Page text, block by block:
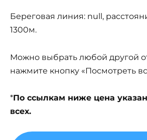
Береговая линия: null,
1300м.
Можно выбрать любой другой
нажмите кнопку «Посмотреть
*По ссылкам ниже цена
всех.